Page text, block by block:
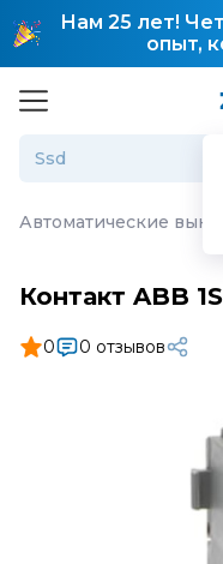
Нам 25 лет!
опыт,
Автоматические
Контакт ABB
0 0 отзывов